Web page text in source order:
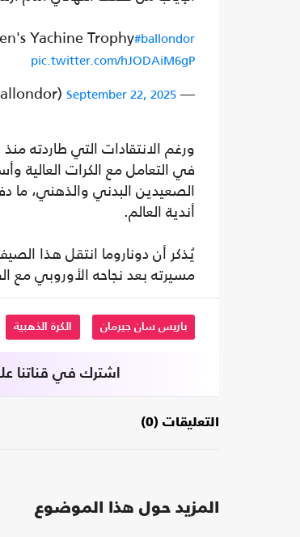
Yachine Trophy#ballondor
pic.twitter.com/hJODAiM6gP
— Ballon d'Or (@ballondor)
September 22, 2025
في التعامل مع الكرات العالية
الصعيدين البدني والذهني، ما
أندية العالم.
يُذكر أن دوناروما انتقل هذا
مسيرته بعد نجاحه الأوروبي مع
باريس سان جيرمان الكرة الذهبية
اشترك في قناتنا
التعليقات (0)
المزيد حول هذا الموضوع